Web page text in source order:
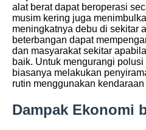
alat berat dapat beroperasi
musim kering juga
meningkatnya debu di sekitar
beterbangan dapat
dan masyarakat sekitar
baik. Untuk mengurangi
biasanya melakukan
rutin menggunakan kendaraan
Dampak Ekonomi